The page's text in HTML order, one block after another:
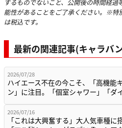
するものでないこと、公開後の時間経
能性があることをご了承ください。※特
は税込です。
最新の関連記事(キャラバ
2026/07/28
ハイエース不在の今こそ、「高機能
ン」に注目。「個室シャワー」「ダ
2026/07/16
「これは大興奮する」大人気車種に